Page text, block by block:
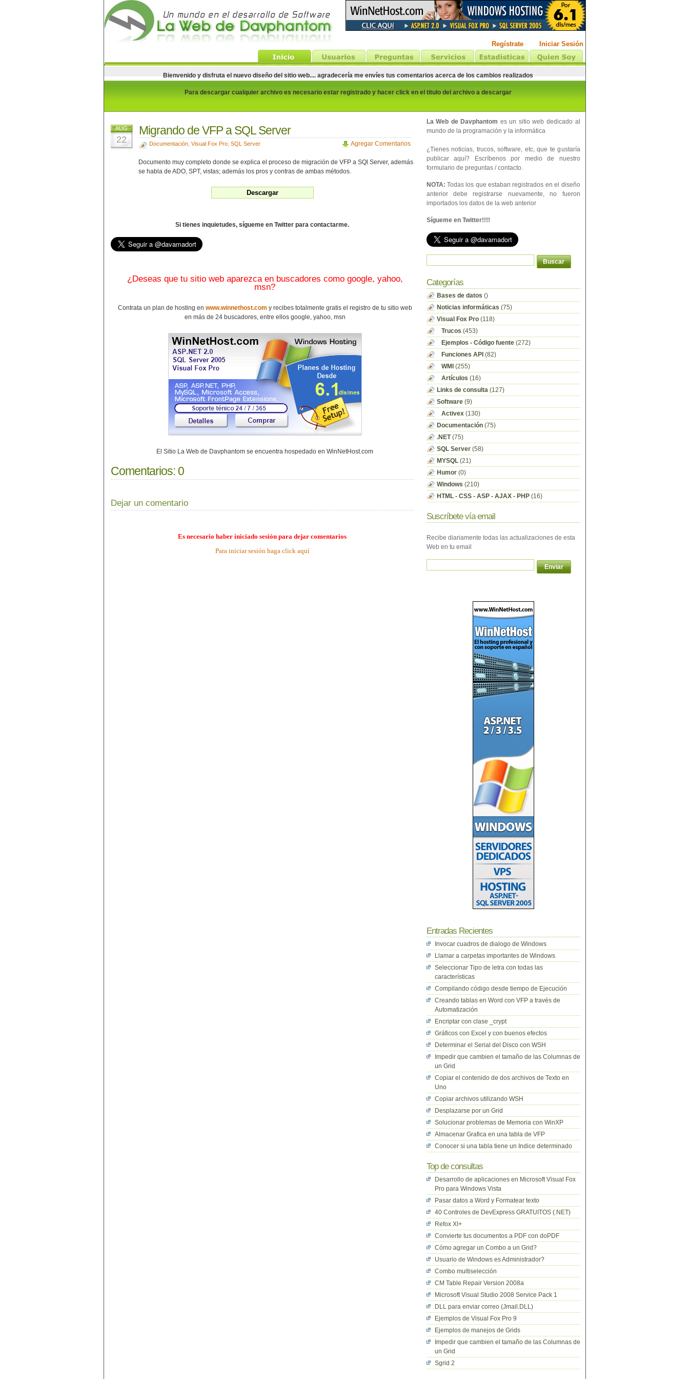
Regístrate Iniciar Sesión
Bienvenido y disfruta el nuevo diseño del sitio web.... agradecería me envíes tus comentarios acerca de los cambios realizados
Para descargar cualquier archivo es necesario estar registrado y hacer click en el titulo del archivo a descargar
AUG
22
Migrando de VFP a SQL Server
Documentación, Visual Fox Pro, SQL Server Agregar Comentarios
Documento muy completo donde se explica el proceso de migración de VFP a SQl Server, además
se habla de ADO, SPT, vistas; además los pros y contras de ambas métodos.
Si tienes inquietudes, sígueme en Twitter para contactarme.
¿Deseas que tu sitio web aparezca en buscadores como google, yahoo,
msn?
Contrata un plan de hosting en www.winnethost.com y recibes totalmente gratis el registro de tu sitio web
en más de 24 buscadores, entre ellos google, yahoo, msn
El Sitio La Web de Davphantom se encuentra hospedado en WinNetHost.com
Comentarios:0
Dejar un comentario
Es necesario haber iniciado sesión para dejar comentarios
Para iniciar sesión haga click aquí
La Web de Davphantom es un sitio web dedicado al
mundo de la programación y la informática
¿Tienes noticias, trucos, software, etc, que te gustaría
publicar aquí? Escríbenos por medio de nuestro
formulario de preguntas / contacto.
NOTA: Todas los que estaban registrados en el diseño
anterior debe registrarse nuevamente, no fueron
importados los datos de la web anterior
Sígueme en Twitter!!!!
Categorías
Bases de datos ()
Noticias informáticas (75)
Visual Fox Pro(118)
Trucos (453)
Ejemplos - Código fuente(272)
Funciones API (82)
WMI (255)
Artículos (16)
Links de consulta(127)
Software(9)
Activex(130)
Documentación(75)
.NET(75)
SQL Server(58)
MYSQL(21)
Humor(0)
Windows (210)
HTML - CSS - ASP - AJAX - PHP(16)
Suscríbete vía email
Recibe diariamente todas las actualizaciones de esta
Web en tu email
Entradas Recientes
Invocar cuadros de dialogo de Windows
Llamar a carpetas importantes de Windows
Seleccionar Tipo de letra con todas las
características
Compilando código desde tiempo de Ejecución
Creando tablas en Word con VFP a través de
Automatización
Encriptar con clase _crypt
Gráficos con Excel y con buenos efectos
Determinar el Serial del Disco con WSH
Impedir que cambien el tamaño de las Columnas de
un Grid
Copiar el contenido de dos archivos de Texto en
Uno
Copiar archivos utilizando WSH
Desplazarse por un Grid
Solucionar problemas de Memoria con WinXP
Almacenar Grafica en una tabla de VFP
Conocer si una tabla tiene un Indice determinado
Top de consultas
Desarrollo de aplicaciones en Microsoft Visual Fox
Pro para Windows Vista
Pasar datos a Word y Formatear texto
40 Controles de DevExpress GRATUITOS (.NET)
Refox XI+
Convierte tus documentos a PDF con doPDF
Cómo agregar un Combo a un Grid?
Usuario de Windows es Administrador?
Combo multiselección
CM Table Repair Version 2008a
Microsoft Visual Studio 2008 Service Pack 1
DLL para enviar correo (Jmail.DLL)
Ejemplos de Visual Fox Pro 9
Ejemplos de manejos de Grids
Impedir que cambien el tamaño de las Columnas de
un Grid
Sgrid 2